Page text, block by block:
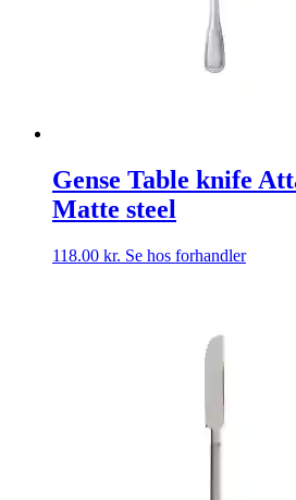
Gense Table knife
Matte steel
118.00 kr. Se hos forhandler